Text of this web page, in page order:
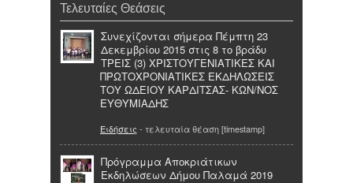
Τελευταίες Θεάσεις
Συνεχίζονται σήμερα Πέμπτη 23
Δεκεμβρίου 2015 στις 8 το βράδυ
ΤΡΕΙΣ (3) ΧΡΙΣΤΟΥΓΕΝΙΑΤΙΚΕΣ ΚΑΙ
ΠΡΩΤΟΧΡΟΝΙΑΤΙΚΕΣ ΕΚΔΗΛΩΣΕΙΣ
ΤΟΥ ΩΔΕΙΟΥ ΚΑΡΔΙΤΣΑΣ- ΚΩΝ/ΝΟΣ
ΕΥΘΥΜΙΑΔΗΣ
Ειδήσεις - τελευταία θέαση [timestamp]
Πρόγραμμα Αποκριάτικων
Εκδηλώσεων Δήμου Παλαμά 2019